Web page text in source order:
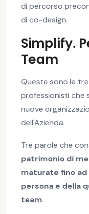
di percorso
di co-design.
Simplify.
Team
Queste sono le
professionisti che
nuove
dell'Azienda.
Tre parole che
patrimonio di
maturate fino ad
persona e della
team.